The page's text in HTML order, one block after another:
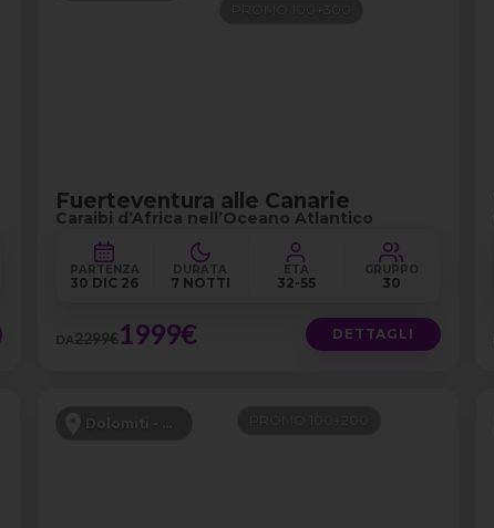
Fuerteventura alle Canarie
Caraibi d’Africa nell’Oceano Atlantico
PARTENZA
30 DIC 26
DURATA
7 NOTTI
ETÀ
32-55
GRUPPO
30
DA2299€1999€ DETTAGLI
Dolomiti - Canazei